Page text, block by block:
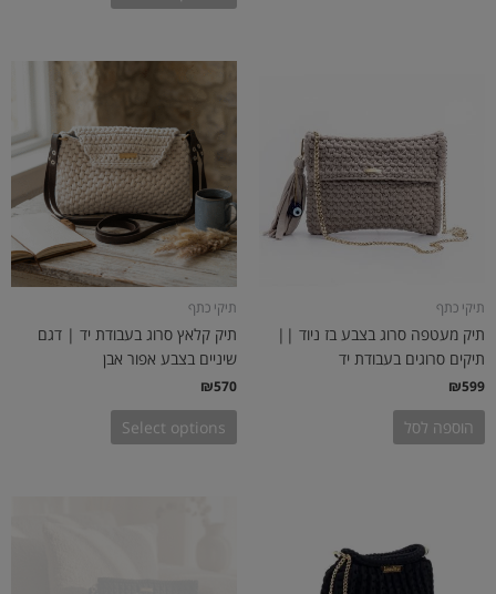
תיקי כתף
תיק מעטפה סרוג בצבע בז ניוד ||
תיקים סרוגים בעבודת יד
₪599
הוספה לסל
תיקי כתף
תיק קלאץ סרוג בעבודת יד | דגם
שיניים בצבע אפור אבן
₪570
Select options